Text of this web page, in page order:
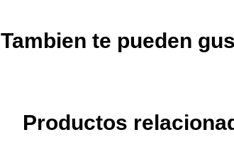
Tambien te pueden
Productos